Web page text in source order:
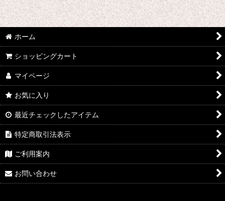
あんさんぶるスターズ
IdentityV
アズールレーン
王様ランキング
イケメン戦国 時をかける恋
イケメン革命 アリスと恋の魔法
イケメンヴァンパイア
A3!(エースリー)
俺を好きなのはお前だけかよ
ホーム
ショッピングカート
マイページ
お気に入り
最近チェックしたアイテム
特定商取引法表示
ご利用案内
お問い合わせ